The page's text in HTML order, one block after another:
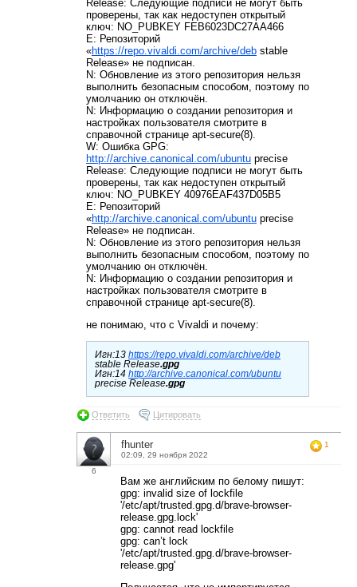
Release: Следующие подписи не могут быть
проверены, так как недоступен открытый
ключ: NO_PUBKEY FEB6023DC27AA466
E: Репозиторий
«https://repo.vivaldi.com/archive/deb stable
Release» не подписан.
N: Обновление из этого репозитория нельзя
выполнить безопасным способом, поэтому по
умолчанию он отключён.
N: Информацию о создании репозитория и
настройках пользователя смотрите в
справочной странице apt-secure(8).
W: Ошибка GPG:
http://archive.canonical.com/ubuntu precise
Release: Следующие подписи не могут быть
проверены, так как недоступен открытый
ключ: NO_PUBKEY 40976EAF437D05B5
E: Репозиторий
«http://archive.canonical.com/ubuntu precise
Release» не подписан.
N: Обновление из этого репозитория нельзя
выполнить безопасным способом, поэтому по
умолчанию он отключён.
N: Информацию о создании репозитория и
настройках пользователя смотрите в
справочной странице apt-secure(8).
не понимаю, что с Vivaldi и почему:
Игн:13 https://repo.vivaldi.com/archive/deb
stable Release.gpg
Игн:14 http://archive.canonical.com/ubuntu
precise Release.gpg
Ответить Цитировать
6
fhunter
02:09, 29 ноября 2022
1
Вам же английским по белому пишут:
gpg: invalid size of lockfile
'/etc/apt/trusted.gpg.d/brave-browser-
release.gpg.lock'
gpg: cannot read lockfile
gpg: can’t lock
'/etc/apt/trusted.gpg.d/brave-browser-
release.gpg'